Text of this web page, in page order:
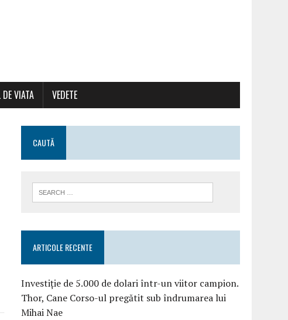
VIATA VEDETE
CAUTĂ
ARTICOLE RECENTE
Investiție de 5.000 de dolari într-un viitor campion.
Thor, Cane Corso-ul pregătit sub îndrumarea lui
Mihai Nae